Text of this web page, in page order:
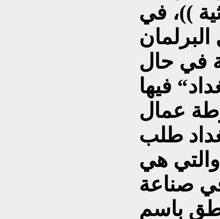
))، في
في حال
عمال
طلب
والتي هي
صناعة
باسم